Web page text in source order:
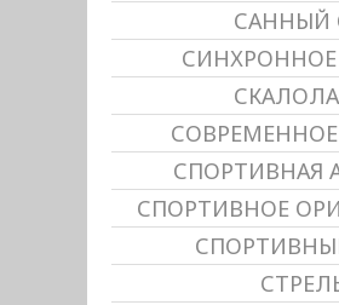
САННЫЙ
СПОРТИВНАЯ
СПОРТИВНОЕ